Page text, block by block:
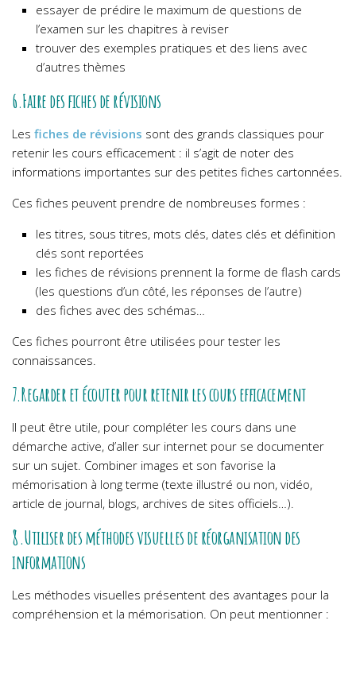
essayer de prédire le maximum de questions de
l’examen sur les chapitres à reviser
trouver des exemples pratiques et des liens avec
d’autres thèmes
6.Faire des fiches de révisions
Les fiches de révisions sont des grands classiques pour
retenir les cours efficacement : il s’agit de noter des
informations importantes sur des petites fiches cartonnées.
Ces fiches peuvent prendre de nombreuses formes :
les titres, sous titres, mots clés, dates clés et définition
clés sont reportées
les fiches de révisions prennent la forme de flash cards
(les questions d’un côté, les réponses de l’autre)
des fiches avec des schémas…
Ces fiches pourront être utilisées pour tester les
connaissances.
7.Regarder et écouter pour retenir les cours efficacement
Il peut être utile, pour compléter les cours dans une
démarche active, d’aller sur internet pour se documenter
sur un sujet. Combiner images et son favorise la
mémorisation à long terme (texte illustré ou non, vidéo,
article de journal, blogs, archives de sites officiels…).
8.Utiliser des méthodes visuelles de réorganisation des
informations
Les méthodes visuelles présentent des avantages pour la
compréhension et la mémorisation. On peut mentionner :